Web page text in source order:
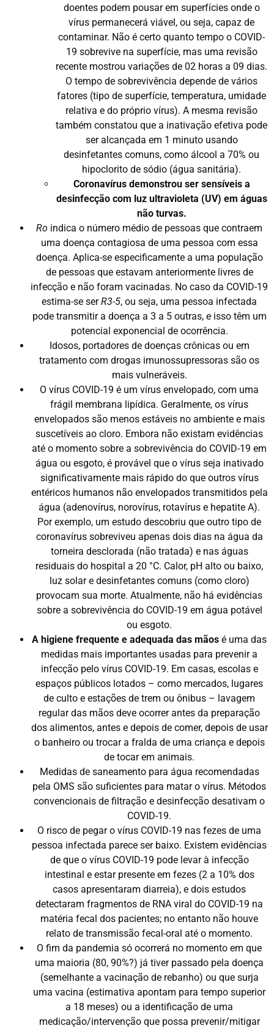
doentes podem pousar em superfícies onde o
vírus permanecerá viável, ou seja, capaz de
contaminar. Não é certo quanto tempo o COVID-
19 sobrevive na superfície, mas uma revisão
recente mostrou variações de 02 horas a 09 dias.
O tempo de sobrevivência depende de vários
fatores (tipo de superfície, temperatura, umidade
relativa e do próprio vírus). A mesma revisão
também constatou que a inativação efetiva pode
ser alcançada em 1 minuto usando
desinfetantes comuns, como álcool a 70% ou
hipoclorito de sódio (água sanitária).
Coronavírus demonstrou ser sensíveis a
desinfecção com luz ultravioleta (UV) em águas
não turvas.
Ro indica o número médio de pessoas que contraem
uma doença contagiosa de uma pessoa com essa
doença. Aplica-se especificamente a uma população
de pessoas que estavam anteriormente livres de
infecção e não foram vacinadas. No caso da COVID-19
estima-se serR3-5, ou seja, uma pessoa infectada
pode transmitir a doença a 3 a 5 outras, e isso têm um
potencial exponencial de ocorrência.
Idosos, portadores de doenças crônicas ou em
tratamento com drogas imunossupressoras são os
mais vulneráveis.
O vírus COVID-19 é um vírus envelopado, com uma
frágil membrana lipídica. Geralmente, os vírus
envelopados são menos estáveis ​​no ambiente e mais
suscetíveis ao cloro. Embora não existam evidências
até o momento sobre a sobrevivência do COVID-19 em
água ou esgoto, é provável que o vírus seja inativado
significativamente mais rápido do que outros vírus
entéricos humanos não envelopados transmitidos pela
água (adenovírus, norovírus, rotavírus e hepatite A).
Por exemplo, um estudo descobriu que outro tipo de
coronavírus sobreviveu apenas dois dias na água da
torneira desclorada (não tratada) e nas águas
residuais do hospital a 20 °C. Calor, pH alto ou baixo,
luz solar e desinfetantes comuns (como cloro)
provocam sua morte. Atualmente, não há evidências
sobre a sobrevivência do COVID-19 em água potável
ou esgoto.
A higiene frequente e adequada das mãos é uma das
medidas mais importantes usadas para prevenir a
infecção pelo vírus COVID-19. Em casas, escolas e
espaços públicos lotados – como mercados, lugares
de culto e estações de trem ou ônibus – lavagem
regular das mãos deve ocorrer antes da preparação
dos alimentos, antes e depois de comer, depois de usar
o banheiro ou trocar a fralda de uma criança e depois
de tocar em animais.
Medidas de saneamento para água recomendadas
pela OMS são suficientes para matar o vírus. Métodos
convencionais de filtração e desinfecção desativam o
COVID-19.
O risco de pegar o vírus COVID-19 nas fezes de uma
pessoa infectada parece ser baixo. Existem evidências
de que o vírus COVID-19 pode levar à infecção
intestinal e estar presente em fezes (2 a 10% dos
casos apresentaram diarreia), e dois estudos
detectaram fragmentos de RNA viral do COVID-19 na
matéria fecal dos pacientes; no entanto não houve
relato de transmissão fecal-oral até o momento.
O fim da pandemia só ocorrerá no momento em que
uma maioria (80, 90%?) já tiver passado pela doença
(semelhante a vacinação de rebanho) ou que surja
uma vacina (estimativa apontam para tempo superior
a 18 meses) ou a identificação de uma
medicação/intervenção que possa prevenir/mitigar